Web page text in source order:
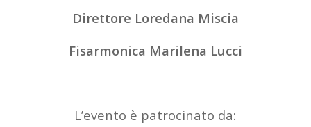
Direttore Loredana Miscia
Fisarmonica Marilena Lucci
L’evento è patrocinato da: